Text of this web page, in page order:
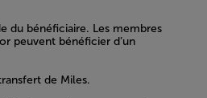
du bénéficiaire. Les membres
peuvent bénéficier d’un
de Miles.